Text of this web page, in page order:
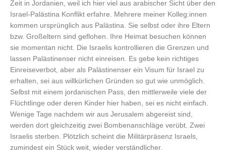
Zeit in Jordanien, weil ich hier viel aus arabischer Sicht über den
Israel-Palästina Konflikt erfahre. Mehrere meiner Kolleg:innen
kommen ursprünglich aus Palästina. Sie selbst oder ihre Eltern
bzw. Großeltern sind geflohen. Ihre Heimat besuchen können
sie momentan nicht. Die Israelis kontrollieren die Grenzen und
lassen Palästinenser nicht einreisen. Es gebe kein richtiges
Einreiseverbot, aber als Palästinenser ein Visum für Israel zu
erhalten, sei aus willkürlichen Gründen so gut wie unmöglich.
Selbst mit einem jordanischen Pass, den mittlerweile viele der
Flüchtlinge oder deren Kinder hier haben, sei es nicht einfach.
Wenige Tage nachdem wir aus Jerusalem abgereist sind,
werden dort gleichzeitig zwei Bombenanschläge verübt. Zwei
Israelis sterben. Plötzlich scheint die Militärpräsenz Israels,
zumindest ein Stück weit, wieder verständlicher.